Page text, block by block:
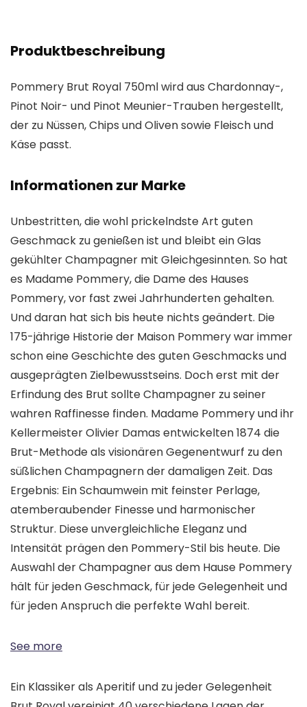
Produktbeschreibung
Pommery Brut Royal 750ml wird aus Chardonnay-,
Pinot Noir- und Pinot Meunier-Trauben hergestellt,
der zu Nüssen, Chips und Oliven sowie Fleisch und
Käse passt.
Informationen zur Marke
Unbestritten, die wohl prickelndste Art guten
Geschmack zu genießen ist und bleibt ein Glas
gekühlter Champagner mit Gleichgesinnten. So hat
es Madame Pommery, die Dame des Hauses
Pommery, vor fast zwei Jahrhunderten gehalten.
Und daran hat sich bis heute nichts geändert. Die
175-jährige Historie der Maison Pommery war immer
schon eine Geschichte des guten Geschmacks und
ausgeprägten Zielbewusstseins. Doch erst mit der
Erfindung des Brut sollte Champagner zu seiner
wahren Raffinesse finden. Madame Pommery und ihr
Kellermeister Olivier Damas entwickelten 1874 die
Brut-Methode als visionären Gegenentwurf zu den
süßlichen Champagnern der damaligen Zeit. Das
Ergebnis: Ein Schaumwein mit feinster Perlage,
atemberaubender Finesse und harmonischer
Struktur. Diese unvergleichliche Eleganz und
Intensität prägen den Pommery-Stil bis heute. Die
Auswahl der Champagner aus dem Hause Pommery
hält für jeden Geschmack, für jede Gelegenheit und
für jeden Anspruch die perfekte Wahl bereit.
See more
Ein Klassiker als Aperitif und zu jeder Gelegenheit